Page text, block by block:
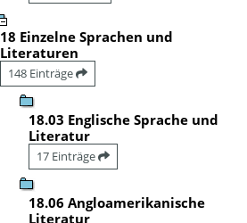
18 Einzelne Sprachen und
Literaturen
148 Einträge
18.03 Englische Sprache und
Literatur
17 Einträge
18.06 Angloamerikanische
Literatur